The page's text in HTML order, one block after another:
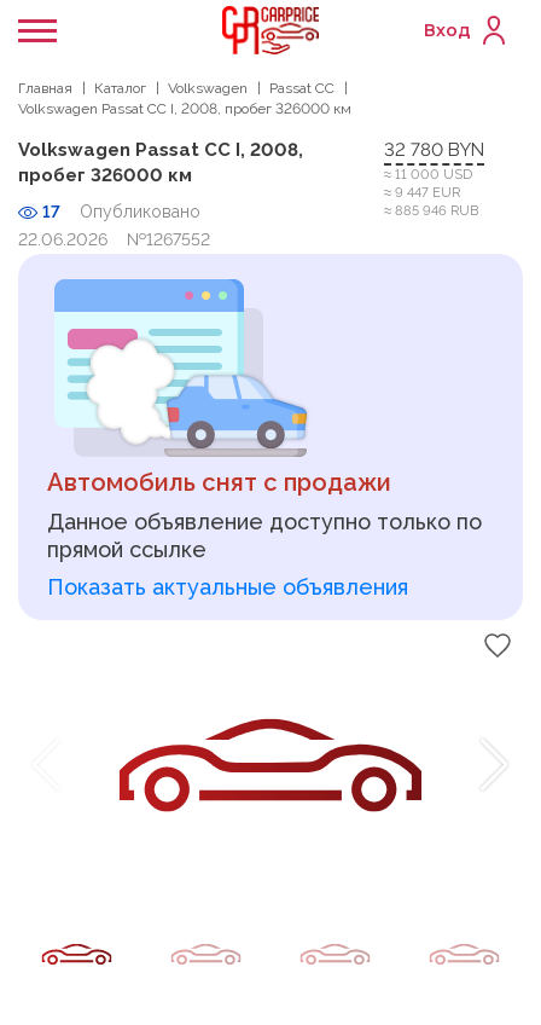
Вход
Главная Каталог Volkswagen
Passat CC
Volkswagen Passat CC I, 2008, пробег 326000 км
Volkswagen Passat CC I, 2008,
пробег 326000 км
17
Опубликовано
22.06.2026
№1267552
32 780 BYN
≈ 11 000 USD
≈ 9 447 EUR
≈ 885 946 RUB
Автомобиль снят с продажи
Данное объявление доступно только по
прямой ссылке
Показать актуальные объявления